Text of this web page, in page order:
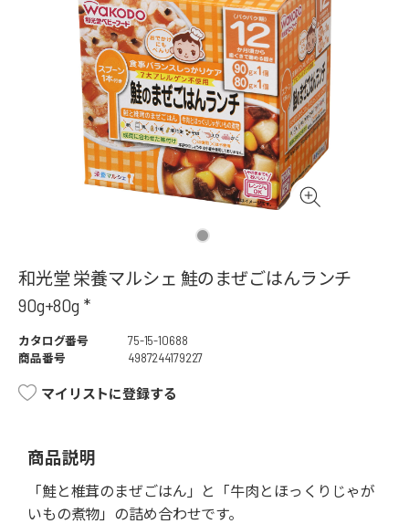
和光堂 栄養マルシェ 鮭のまぜごはんランチ
90g+80g *
カタログ番号
75-15-10688
商品番号
4987244179227
マイリストに登録する
商品説明
「鮭と椎茸のまぜごはん」と「牛肉とほっくりじゃが
いもの煮物」の詰め合わせです。